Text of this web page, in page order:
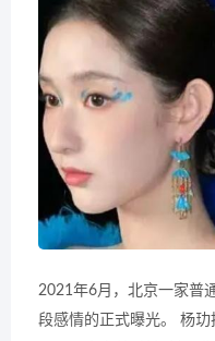
2021年6月，北京一家普
段感情的正式曝光。 杨